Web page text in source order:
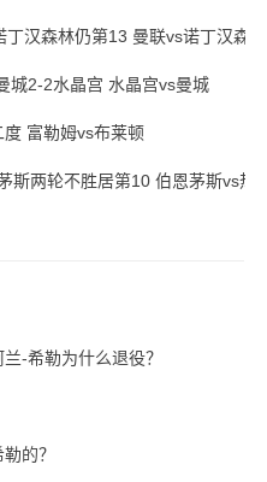
汉森林仍第13 曼联vs诺丁汉森林
城2-2水晶宫 水晶宫vs曼城
富勒姆vs布莱顿
斯两轮不胜居第10 伯恩茅斯vs热
-希勒为什么退役？
的？